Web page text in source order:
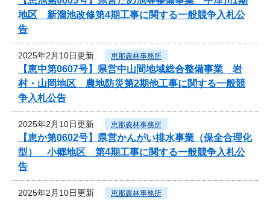
地区 新溜池改修第4期工事に関する一般競争入札公
告
2025年2月10日更新 恵那農林事務所
【恵中第0607号】県営中山間地域総合整備事業 岩
村・山岡地区 農地防災第2期他工事に関する一般競
争入札公告
2025年2月10日更新 恵那農林事務所
【恵か第0602号】県営かんがい排水事業（保全合理化
型） 小郷地区 第4期工事に関する一般競争入札公
告
2025年2月10日更新 恵那農林事務所